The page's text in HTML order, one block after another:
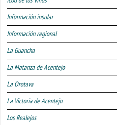
Información insular
Información regional
La Guancha
La Matanza de Acentejo
La Orotava
La Victoria de Acentejo
Los Realejos